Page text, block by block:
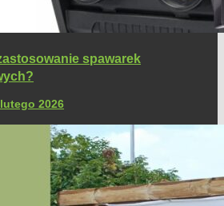
spawarek
2026